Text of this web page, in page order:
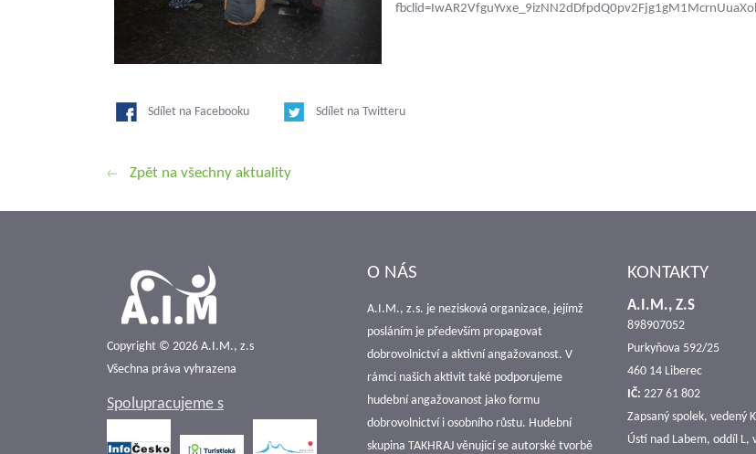
Sdílet na Facebooku Sdílet na Twitteru
Zpět na všechny aktuality
Copyright © 2026 A.I.M., z.s
Všechna práva vyhrazena
Spolupracujeme s
O NÁS
A.I.M., z.s. je nezisková organizace, jejímž
posláním je především propagovat
dobrovolnictví a aktivní angažovanost. V
rámci našich aktivit také podporujeme
hudební angažovanost jako formu
dobrovolnictví i osobního růstu. Hudební
skupina TAKHRAJ věnující se autorské tvorbě
KONTAKTY
A.I.M., Z.S
898907052
Purkyňova 592/25
460 14 Liberec
IČ: 227 61 802
Zapsaný spolek, vedený
Ústí nad Labem, oddíl L,